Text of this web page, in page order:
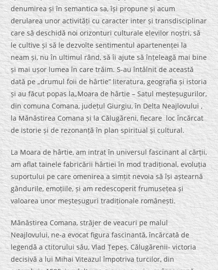
denumirea și în semantica sa, își propune și acum
derularea unor activități cu caracter inter și transdisciplinar
care să deschidă noi orizonturi culturale elevilor noștri, să
le cultive și să le dezvolte sentimentul apartenenței la
neam și, nu în ultimul rând, să îi ajute să înțeleagă mai bine
și mai ușor lumea în care trăim. S-au întâlnit de această
dată pe „drumul foii de hârtie” literatura, geografia și istoria
și au făcut popas la„Moara de hârtie – Satul meșteșugurilor,
din comuna Comana, județul Giurgiu, în Delta Neajlovului ,
la Mănăstirea Comana și la Călugăreni, fiecare loc încărcat
de istorie și de rezonanță în plan spiritual și cultural.
La Moara de hârtie, am intrat în universul fascinant al cărții,
am aflat tainele fabricării hârtiei în mod tradițional, evoluția
suportului pe care omenirea a simțit nevoia să își aștearnă
gândurile, emoțiile, și am redescoperit frumusețea și
valoarea unor meșteșuguri tradiționale românești.
Mănăstirea Comana, străjer de veacuri pe malul
Neajlovului, ne-a evocat figura fascinantă, încărcată de
legendă a ctitorului său, Vlad Țepeș, Călugărenii- victoria
decisivă a lui Mihai Viteazul împotriva turcilor, din